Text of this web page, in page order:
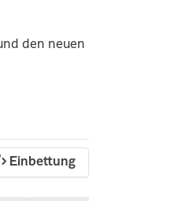
den neuen
Einbettung